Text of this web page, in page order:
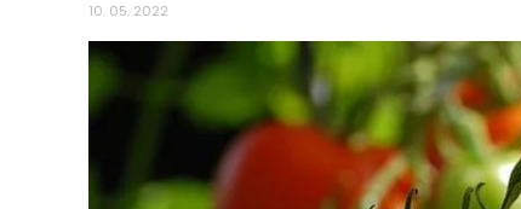
10. 05. 2022